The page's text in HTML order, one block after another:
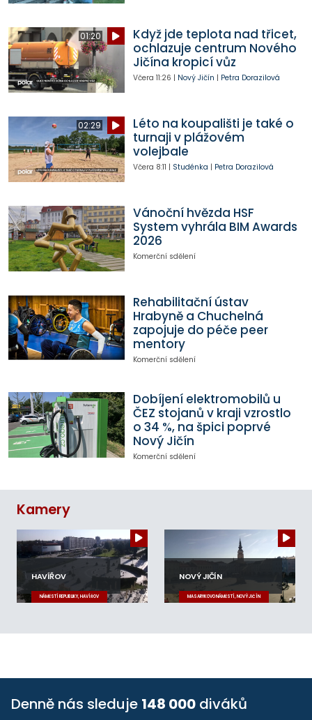
01:20
Když jde teplota nad třicet,
ochlazuje centrum Nového
Jičína kropicí vůz
Včera 11:26 | Nový Jičín | Petra Dorazilová
02:29
Léto na koupališti je také o
turnaji v plážovém
volejbale
Včera 8:11 | Studénka | Petra Dorazilová
Vánoční hvězda HSF
System vyhrála BIM Awards
2026
Komerční sdělení
Rehabilitační ústav
Hrabyně a Chuchelná
zapojuje do péče peer
mentory
Komerční sdělení
Dobíjení elektromobilů u
ČEZ stojanů v kraji vzrostlo
o 34 %, na špici poprvé
Nový Jičín
Komerční sdělení
Kamery
HAVÍŘOV
NÁMĚSTÍ REPUBLIKY, HAVÍŘOV
NOVÝ JIČÍN
MASARYKOVO NÁMĚSTÍ, NOVÝ JIČÍN
Denně nás sleduje 148 000 diváků